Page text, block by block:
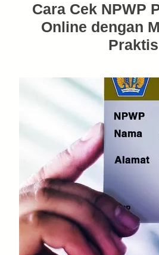
Cara Cek NPWP
Online dengan
Praktis